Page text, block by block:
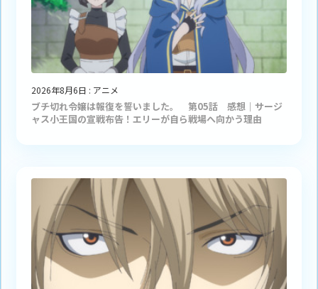
2026年8月6日 : アニメ
ブチ切れ令嬢は報復を誓いました。 第05話 感想｜サージ
ャス小王国の宣戦布告！エリーが自ら戦場へ向かう理由